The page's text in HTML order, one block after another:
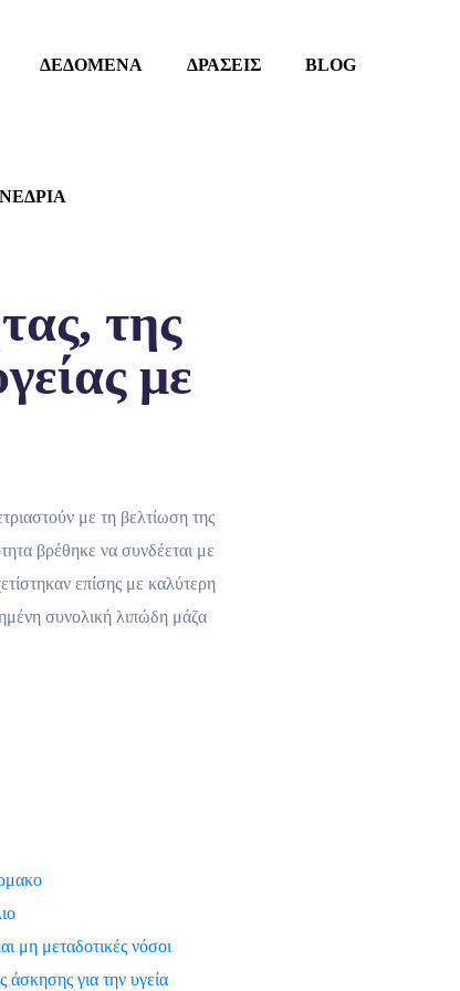
ΔΕΔΟΜΕΝΑ ΔΡΑΣΕΙΣ BLOG
της
με
με τη βελτίωση της
βρέθηκε να συνδέεται με
επίσης με καλύτερη
συνολική λιπώδη μάζα
μη μεταδοτικές νόσοι
άσκησης για την υγεία